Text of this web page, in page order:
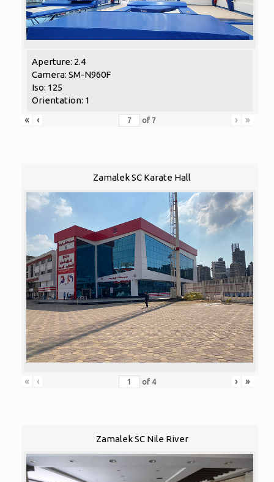
Aperture: 2.4
Camera: SM-N960F
Iso: 125
Orientation: 1
«
‹ of 7 › »
Zamalek SC Karate Hall
« ‹ of 4 › »
Zamalek SC Nile River